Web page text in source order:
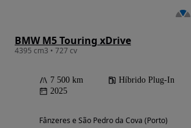
BMW M5 Touring xDrive
4395 cm3 • 727 cv
7 500 km Híbrido Plug-In
2025
Fânzeres e São Pedro da Cova (Porto)